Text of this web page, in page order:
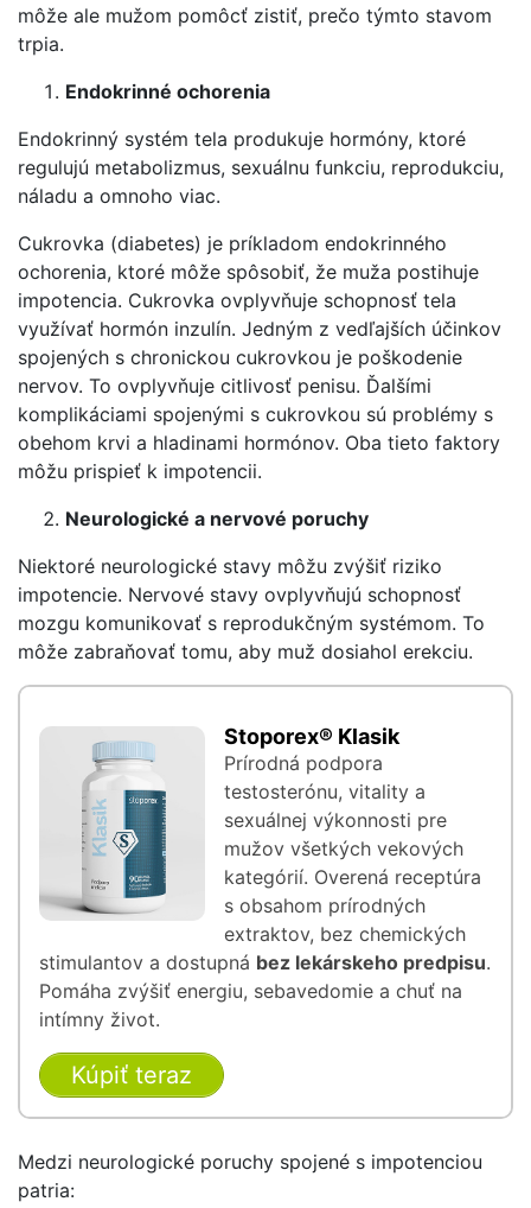
môže ale mužom pomôcť zistiť, prečo týmto stavom
trpia.
Endokrinné ochorenia
Endokrinný systém tela produkuje hormóny, ktoré
regulujú metabolizmus, sexuálnu funkciu, reprodukciu,
náladu a omnoho viac.
Cukrovka (diabetes) je príkladom endokrinného
ochorenia, ktoré môže spôsobiť, že muža postihuje
impotencia. Cukrovka ovplyvňuje schopnosť tela
využívať hormón inzulín. Jedným z vedľajších účinkov
spojených s chronickou cukrovkou je poškodenie
nervov. To ovplyvňuje citlivosť penisu. Ďalšími
komplikáciami spojenými s cukrovkou sú problémy s
obehom krvi a hladinami hormónov. Oba tieto faktory
môžu prispieť k impotencii.
Neurologické a nervové poruchy
Niektoré neurologické stavy môžu zvýšiť riziko
impotencie. Nervové stavy ovplyvňujú schopnosť
mozgu komunikovať s reprodukčným systémom. To
môže zabraňovať tomu, aby muž dosiahol erekciu.
Stoporex® Klasik
Prírodná podpora
testosterónu, vitality a
sexuálnej výkonnosti pre
mužov všetkých vekových
kategórií. Overená receptúra
s obsahom prírodných
extraktov, bez chemických
stimulantov a dostupná bez lekárskeho predpisu.
Pomáha zvýšiť energiu, sebavedomie a chuť na
intímny život.
Kúpiť teraz
Medzi neurologické poruchy spojené s impotenciou
patria: